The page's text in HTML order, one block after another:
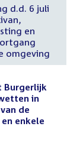
d.d. 6 juli
en
omgeving
Burgerlijk
in
de
enkele